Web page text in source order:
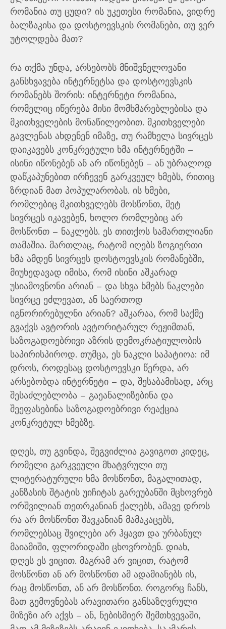
რომანია თუ ცუდი? ის უკეთესი რომანია, ვიდრე
ბალზაკისა და დოსტოევსკის რომანები, თუ ვერ
უტოლდება მათ?
რა თქმა უნდა, არსებობს მნიშვნელოვანი
განსხვავება ინტერნეტსა და დოსტოევსკის
რომანებს შორის: ინტერნეტი რომანია,
რომელიც იწერება მისი მომხმარებლებისა და
მკითხველების მონაწილეობით. მკითხველები
გავლენას ახდენენ იმაზე, თუ რამხელა სივრცეს
დაიკავებს კონკრეტული ხმა ინტერნეტში –
ისინი იწონებენ ან არ იწონებენ – ან უბრალოდ
დაწკაპუნებით ირჩევენ გარკვეულ ხმებს, რითიც
ზრდიან მათ პოპულარობას. ის ხმები,
რომლებიც მკითხველებს მოსწონთ, მეტ
სივრცეს იკავებენ, ხოლო რომლებიც არ
მოსწონთ – ნაკლებს. ეს თითქოს სამართლიანი
თამაშია. მართლაც, რატომ იღებს ზოგიერთი
ხმა ამდენ სივრცეს დოსტოევსკის რომანებში,
მიუხედავად იმისა, რომ ისინი აშკარად
უსიამოვნონი არიან – და სხვა ხმებს ნაკლები
სივრცე ეძლევათ, ან საერთოდ
იგნორირებულნი არიან? აშკარაა, რომ საქმე
გვაქვს ავტორის ავტორიტარულ რეჟიმთან,
საზოგადოებრივი აზრის დემოკრატიულობის
საპირისპიროდ. თუმცა, ეს ნაკლი საპატიოა: იმ
დროს, როდესაც დოსტოევსკი წერდა, არ
არსებობდა ინტერნეტი – და, შესაბამისად, არც
შესაძლებლობა – გაეანალიზებინა და
შეეფასებინა საზოგადოებრივი რეაქცია
კონკრეტულ ხმებზე.
დღეს, თუ გვინდა, შეგვიძლია გავიგოთ კიდეც,
რომელი გარკვეული მხატვრული თუ
ლიტერატურული ხმა მოსწონთ, მაგალითად,
კანზასის შტატის უიჩიტას გარეუბანში მცხოვრებ
ორშვილიან თეთრკანიან ქალებს, ამავე დროს
რა არ მოსწონთ შავკანიან მამაკაცებს,
რომლებსაც შვილები არ ჰყავთ და ურბანულ
მაიამიში, ფლორიდაში ცხოვრობენ. დიახ,
დღეს ეს ვიცით. მაგრამ არ ვიცით, რატომ
მოსწონთ ან არ მოსწონთ ამ ადამიანებს ის,
რაც მოსწონთ, ან არ მოსწონთ. როგორც ჩანს,
მათ გემოვნებას არავითარი განსაზღვრული
მიზეზი არ აქვს – ან, ნებისმიერ შემთხვევაში,